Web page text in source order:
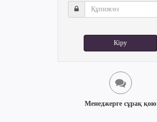
Құпиясөз
Кіру
Менеджерге сұрақ қою